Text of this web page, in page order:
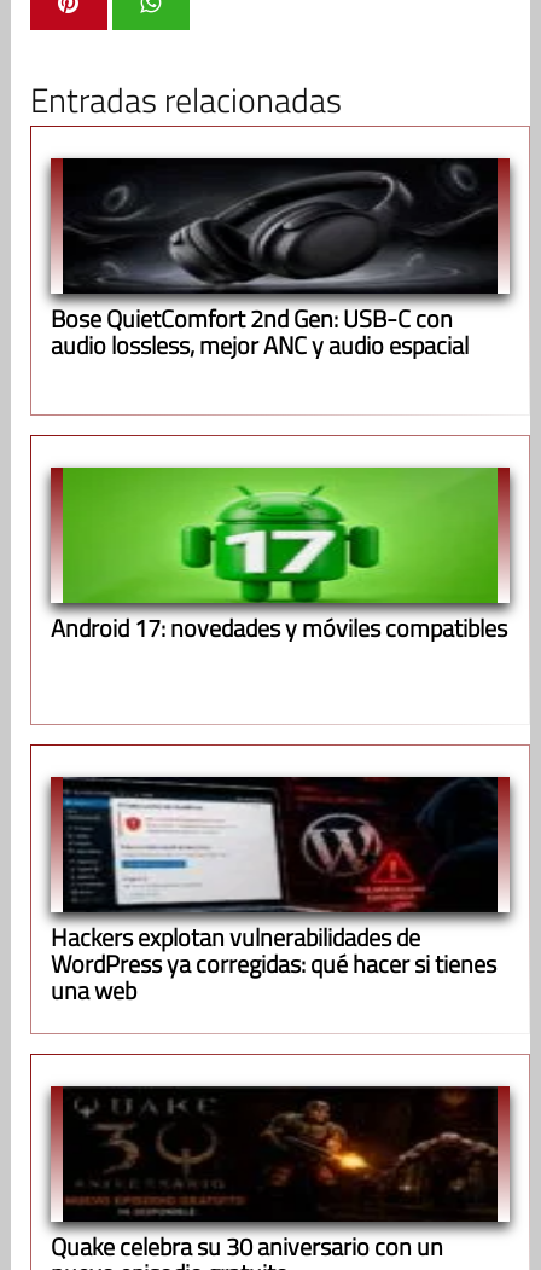
Entradas relacionadas
Bose QuietComfort 2nd Gen: USB-C con
audio lossless, mejor ANC y audio espacial
Android 17: novedades y móviles compatibles
Hackers explotan vulnerabilidades de
WordPress ya corregidas: qué hacer si tienes
una web
Quake celebra su 30 aniversario con un